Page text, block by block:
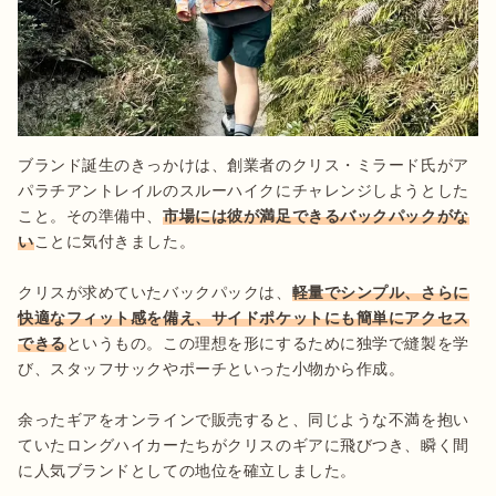
ブランド誕生のきっかけは、創業者のクリス・ミラード氏がア
パラチアントレイルのスルーハイクにチャレンジしようとした
こと。その準備中、市場には彼が満足できるバックパックがな
いことに気付きました。
クリスが求めていたバックパックは、 軽量でシンプル、さらに
快適なフィット感を備え、サイドポケットにも簡単にアクセス
できるというもの。この理想を形にするために独学で縫製を学
び、スタッフサックやポーチといった小物から作成。
余ったギアをオンラインで販売すると、同じような不満を抱い
ていたロングハイカーたちがクリスのギアに飛びつき、瞬く間
に人気ブランドとしての地位を確立しました。